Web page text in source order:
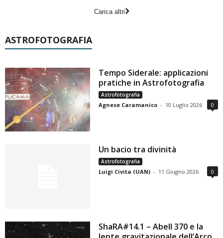
Carica altri
ASTROFOTOGRAFIA
Tempo Siderale: applicazioni
pratiche in Astrofotografia
Astrofotografia
Agnese Caramanico - 10 Luglio 2026 0
Un bacio tra divinità
Astrofotografia
Luigi Civita (UAN) - 11 Giugno 2026 0
ShaRA#14.1 – Abell 370 e la